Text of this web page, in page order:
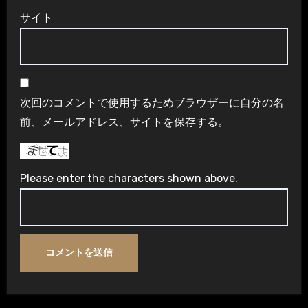
サイト
次回のコメントで使用するためブラウザーに自分の名
前、メールアドレス、サイトを保存する。
Please enter the characters shown above.